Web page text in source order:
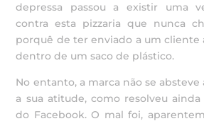
depressa passou a existir uma
contra esta pizzaria que nunca
porquê de ter enviado a um cliente
dentro de um saco de plástico.
No entanto, a marca não se
a sua atitude, como resolveu
do Facebook. O mal foi,